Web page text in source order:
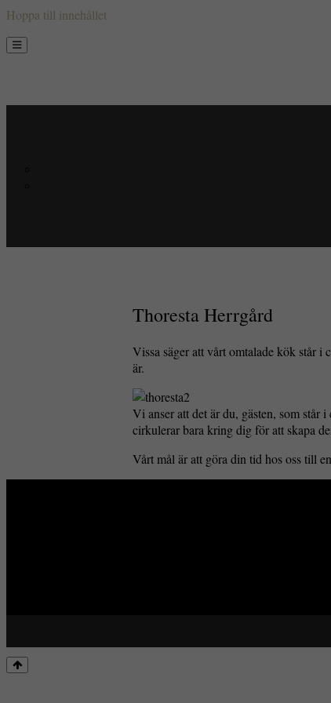
Hoppa till innehållet
Thoresta Herrgård
Vissa säger att vårt omtalade kök står i
är.
Vi anser att det är du, gästen, som står
cirkulerar bara kring dig för att skapa
Vårt mål är att göra din tid hos oss till